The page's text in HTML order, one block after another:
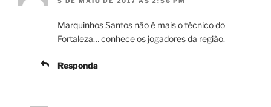
Marquinhos Santos não é mais o técnico do
Fortaleza… conhece os jogadores da região.
Responda